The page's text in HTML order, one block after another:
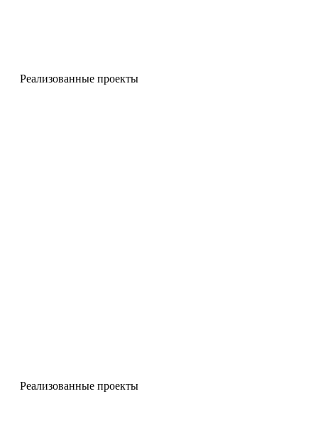
Реализованные проекты
Реализованные проекты